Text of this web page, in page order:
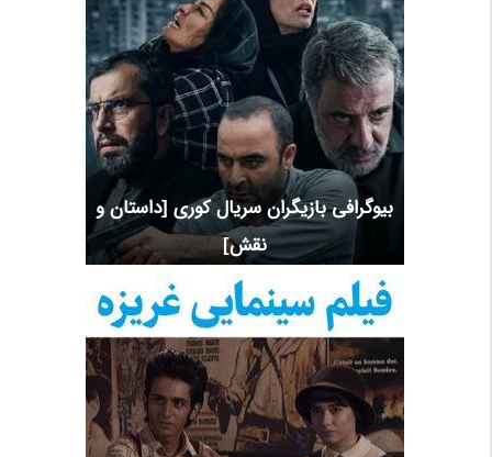
بیوگرافی بازیگران سریال کوری [داستان و
نقش]